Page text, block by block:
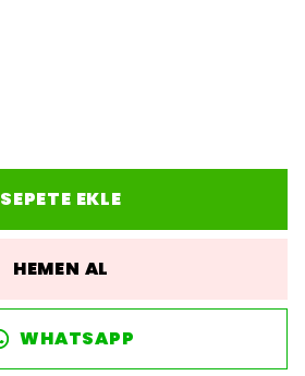
SEPETE EKLE
HEMEN AL
WHATSAPP